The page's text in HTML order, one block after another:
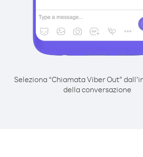
Seleziona “Chiamata Viber Out”
della conversazione